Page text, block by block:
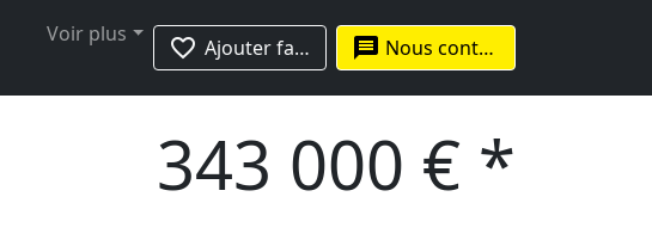
Voir plus favorite_border Ajouter favoris message Nous contacter
343 000 € *